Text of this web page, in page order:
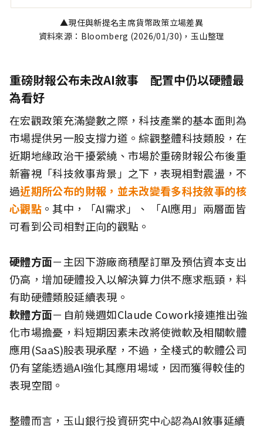
▲現任與新提名主席貨幣政策立場差異
資料來源：Bloomberg (2026/01/30)，玉山整理
重磅財報公布未改AI敘事 配置中仍以硬體最
為看好
在宏觀政策充滿變數之際，科技產業的基本面則為
市場提供另一股支撐力道。綜觀整體科技類股，在
近期地緣政治干擾縈繞、市場於重磅財報公布後重
新審視「科技敘事背景」之下，表現相對震盪，不
過近期所公布的財報，並未改變看多科技敘事的核
心觀點 。其中，「AI需求」、 「AI應用」兩層面皆
可看到公司相對正向的觀點。
硬體方面－主因下游廠商積壓訂單及預估資本支出
仍高，增加硬體投入以解決算力供不應求瓶頸，料
有助硬體類股延續表現。
軟體方面－自前幾週如Claude Cowork接連推出強
化市場擔憂，料短期因素未改將使微軟及相關軟體
應用(SaaS)股表現承壓，不過，全棧式的軟體公司
仍有望能透過AI強化其應用場域，因而獲得較佳的
表現空間。
整體而言，玉山銀行投資研究中心認為AI敘事延續